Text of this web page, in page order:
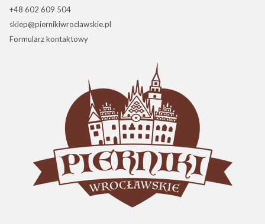
+48 602 609 504
sklep@piernikiwroclawskie.pl
Formularz kontaktowy